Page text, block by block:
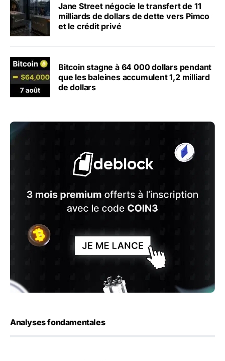
Jane Street négocie le transfert de 11
milliards de dollars de dette vers Pimco
et le crédit privé
Bitcoin stagne à 64 000 dollars pendant
que les baleines accumulent 1,2 milliard
de dollars
Analyses fondamentales